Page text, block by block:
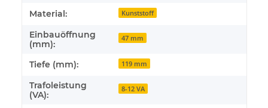
Material: Kunststoff
Einbauöffnung
(mm):
47 mm
Tiefe (mm): 119 mm
Trafoleistung
(VA):
8-12 VA